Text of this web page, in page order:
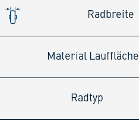
Radbreite
Material Lauffläche
Radtyp